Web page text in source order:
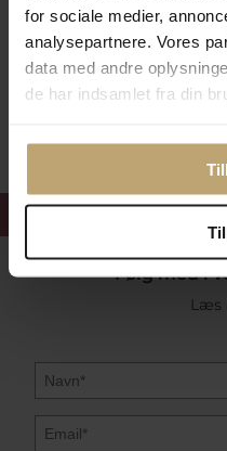
for sociale medier,
analysepartnere. Vores
data med andre
de har indsamlet fra din
Betalingsmuligheder
Sikker Og Tryg E-
Få 15%
Følg med i
Læs